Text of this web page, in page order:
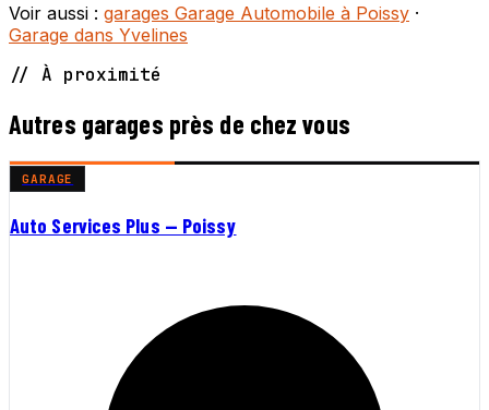
Voir aussi : garages Garage Automobile à Poissy ·
Garage dans Yvelines
// À proximité
Autres garages près de chez vous
GARAGE
Auto Services Plus — Poissy